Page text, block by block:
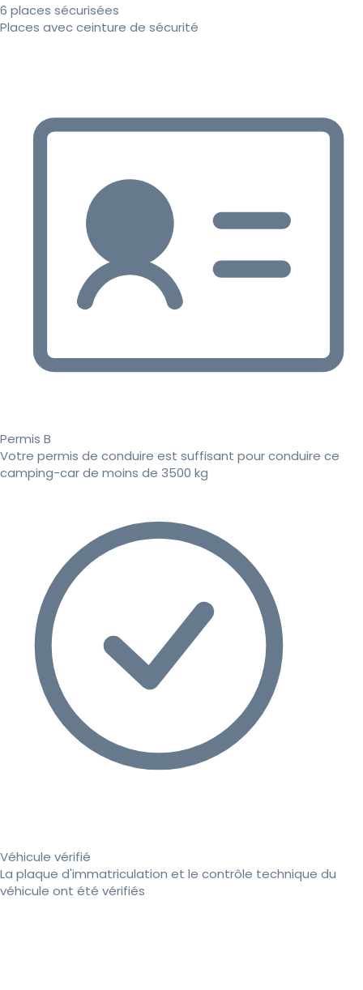
6 places sécurisées
Places avec ceinture de sécurité
Permis B
Votre permis de conduire est suffisant pour conduire ce
camping-car de moins de 3500 kg
Véhicule vérifié
La plaque d'immatriculation et le contrôle technique du
véhicule ont été vérifiés